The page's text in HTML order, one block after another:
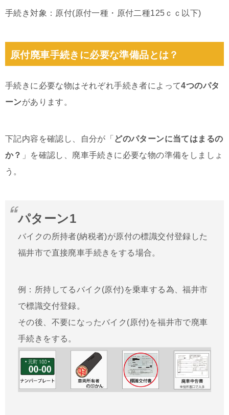
手続き対象：原付(原付一種・原付二種125ｃｃ以下)
原付廃車手続きに必要な準備品とは？
手続きに必要な物はそれぞれ手続き者によって4つのパタ
ーンがあります。
下記内容を確認し、自分が「 どのパターンに当てはまるの
か？ 」を確認し、廃車手続きに必要な物の準備をしましょ
う。
パターン1
バイクの所持者(納税者)が原付の標識交付登録した
福井市で直接廃車手続きをする場合。
例：所持してるバイク(原付)を乗車する為、福井市
で標識交付登録。
その後、不要になったバイク(原付)を福井市で廃車
手続きをする。